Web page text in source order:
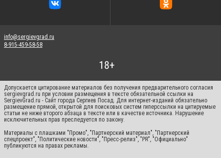
info@sergievgrad.ru
8-915-459-58-58
Допускается цитирование материалов без получения предварительного согласия
sergievgrad.ru при условии размещения в тексте обязательной ссылки на
SergievGrad.ru - Сайт города Сергиев Посад. Для интернет-изданий обязательно
размещение прямой, открытой для поисковых систем гиперссылки на цитируемые
статьи не ниже второго абзаца в тексте или в качестве источника. Нарушение
исключительных прав преследуется по закону.
Материалы с плашками "Промо", "Партнерский материал", "Партнерский
спецпроект", "Политические новости", "Пресс-релиз", "PR", "Официально"
публикуются на правах рекламы.